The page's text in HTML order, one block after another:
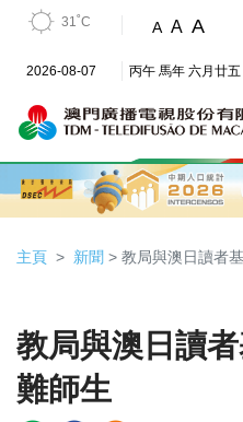
31˚C A A A
2026-08-07 丙午 馬年 六月廿五
主頁 新聞 > 教局與澳日讀者
教局與澳日讀
難師生